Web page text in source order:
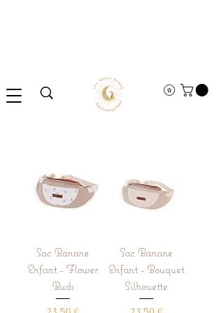
Sac Banane
Enfant - Flower
Buds
Sac Banane
Enfant - Bouquet
Silhouette